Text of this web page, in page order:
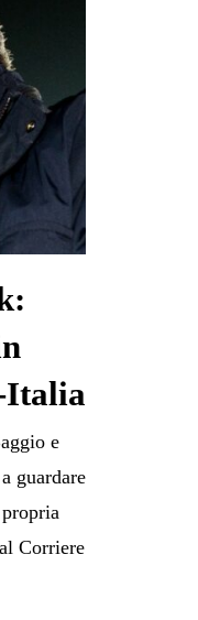
Italia
e
guardare
Corriere